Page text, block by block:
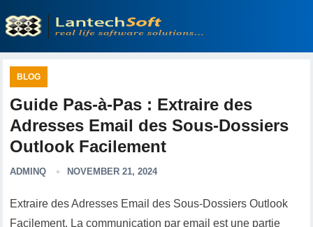
BLOG
Guide Pas-à-Pas : Extraire des
Adresses Email des Sous-Dossiers
Outlook Facilement
ADMINQ NOVEMBER 21, 2024
Extraire des Adresses Email des Sous-Dossiers Outlook
Facilement. La communication par email est une partie